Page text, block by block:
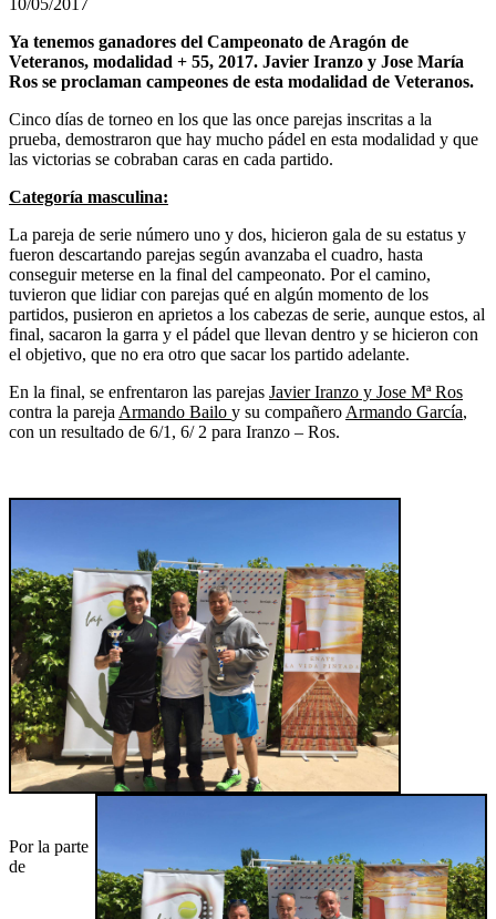
Ya tenemos ganadores del Campeonato de Aragón de
Veteranos, modalidad + 55, 2017. Javier Iranzo y Jose María
Ros se proclaman campeones de esta modalidad de Veteranos.
Cinco días de torneo en los que las once parejas inscritas a la
prueba, demostraron que hay mucho pádel en esta modalidad y que
las victorias se cobraban caras en cada partido.
Categoría masculina:
La pareja de serie número uno y dos, hicieron gala de su estatus y
fueron descartando parejas según avanzaba el cuadro, hasta
conseguir meterse en la final del campeonato. Por el camino,
tuvieron que lidiar con parejas qué en algún momento de los
partidos, pusieron en aprietos a los cabezas de serie, aunque estos, al
final, sacaron la garra y el pádel que llevan dentro y se hicieron con
el objetivo, que no era otro que sacar los partido adelante.
En la final, se enfrentaron las parejas Javier Iranzo y Jose Mª Ros
contra la pareja Armando Bailo y su compañero Armando García,
con un resultado de 6/1, 6/ 2 para Iranzo – Ros.
Por la parte
de